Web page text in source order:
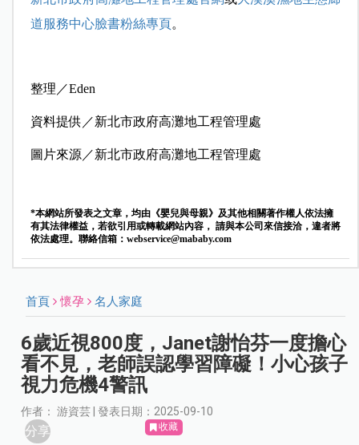
道服務中心臉書粉絲專頁。
整理／Eden
資料提供／新北市政府高灘地工程管理處
圖片來源／新北市政府高灘地工程管理處
*本網站所發表之文章，均由《嬰兒與母親》及其他相關著作權人依法擁
有其法律權益，若欲引用或轉載網站內容， 請與本公司來信接洽，違者將
依法處理。聯絡信箱： webservice@mababy.com
首頁 懷孕 名人家庭
6歲近視800度，Janet謝怡芬一度擔心
看不見，老師誤認學習障礙！小心孩子
視力危機4警訊
作者： 游資芸 | 發表日期：2025-09-10
分享 收藏